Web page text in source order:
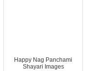
Happy Nag Panchami
Shayari Images